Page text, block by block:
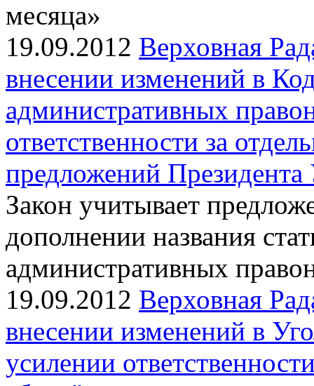
месяца»
19.09.2012 Верховная
внесении изменений в
административных
ответственности за
предложений
Закон учитывает
дополнении названия
административных
19.09.2012 Верховная
внесении изменений в
усилении